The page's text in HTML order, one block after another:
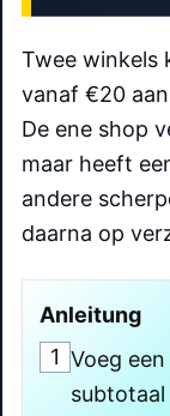
Twee winkels
vanaf €20
De ene shop
maar heeft
andere
daarna op
Anleitung
1 Voeg